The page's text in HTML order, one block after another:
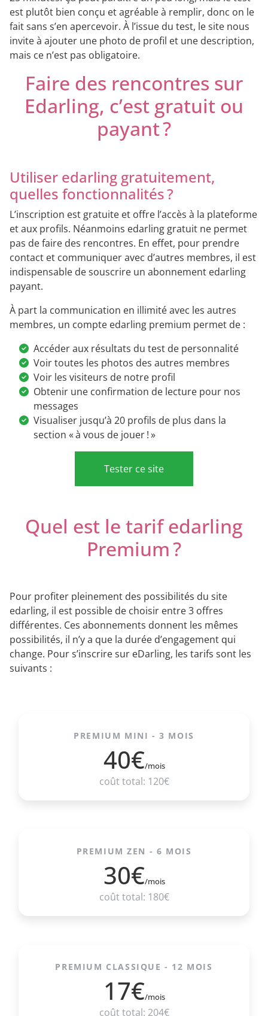
est plutôt bien conçu et agréable à remplir, donc on le
fait sans s’en apercevoir. À l’issue du test, le site nous
invite à ajouter une photo de profil et une description,
mais ce n’est pas obligatoire.
Faire des rencontres sur
Edarling, c’est gratuit ou
payant ?
Utiliser edarling gratuitement,
quelles fonctionnalités ?
L’inscription est gratuite et offre l’accès à la plateforme
et aux profils. Néanmoins edarling gratuit ne permet
pas de faire des rencontres. En effet, pour prendre
contact et communiquer avec d’autres membres, il est
indispensable de souscrire un abonnement edarling
payant.
À part la communication en illimité avec les autres
membres, un compte edarling premium permet de :
Accéder aux résultats du test de personnalité
Voir toutes les photos des autres membres
Voir les visiteurs de notre profil
Obtenir une confirmation de lecture pour nos
messages
Visualiser jusqu’à 20 profils de plus dans la
section « à vous de jouer ! »
Tester ce site
Quel est le tarif edarling
Premium ?
Pour profiter pleinement des possibilités du site
edarling, il est possible de choisir entre 3 offres
différentes. Ces abonnements donnent les mêmes
possibilités, il n’y a que la durée d’engagement qui
change. Pour s’inscrire sur eDarling, les tarifs sont les
suivants :
PREMIUM MINI - 3 MOIS
40€/mois
coût total: 120€
PREMIUM ZEN - 6 MOIS
30€/mois
coût total: 180€
PREMIUM CLASSIQUE - 12 MOIS
17€/mois
coût total: 204€